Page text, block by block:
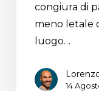
congiura di
meno letale
luogo…
14